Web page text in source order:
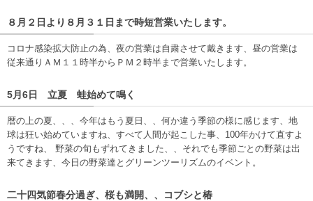
８月２日より８月３１日まで時短営業いたします。
コロナ感染拡大防止の為、夜の営業は自粛させて戴きます、昼の営業は
従来通りＡＭ１１時半からＰＭ２時半まで営業いたします。
5月6日 立夏 蛙始めて鳴く
暦の上の夏、、、今年はもう夏日、、何か違う季節の様に感じます、地
球は狂い始めていますね、すべて人間が起こした事、100年かけて直すよ
うですね、 野菜の旬もずれてきました、、それでも季節ごとの野菜は出
来てきます、今日の野菜達とグリーンツーリズムのイベント。
二十四気節春分過ぎ、桜も満開、、コブシと椿